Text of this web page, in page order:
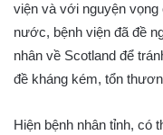
viện và với nguyện
nước, bệnh viện đã đề
nhân về Scotland để
đề kháng kém, tổn
Hiện bệnh nhân tỉnh, có